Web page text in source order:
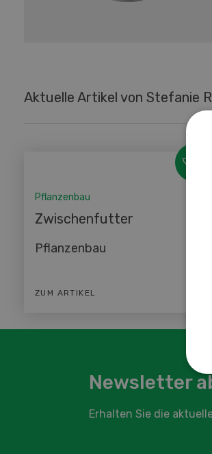
Aktuelle Artikel von Stefanie
Pflanzenbau
Zwischenfutter
Pflanzenbau
ZUM ARTIKEL
Newsletter
Erhalten Sie die